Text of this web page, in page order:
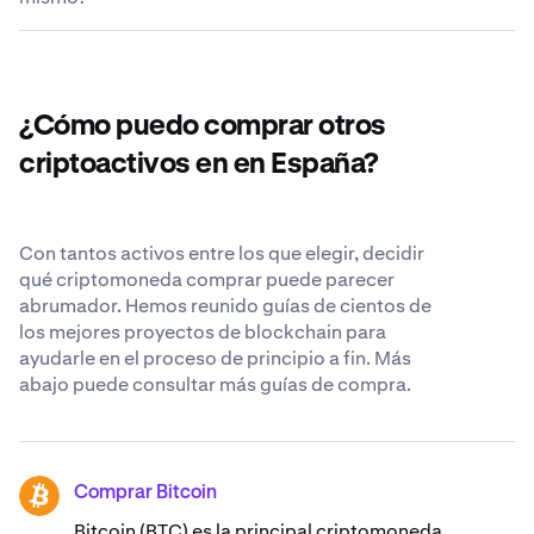
de Atención al cliente de Kraken.
criptomonedas es su propio monedero de
Bancor. Obtén más información sobre nuestros
estándares de seguridad reconocidos en todo el mundo
¿Cómo puedo comprar otros
criptoactivos en en España?
Con tantos activos entre los que elegir, decidir
qué criptomoneda comprar puede parecer
abrumador. Hemos reunido guías de cientos de
los mejores proyectos de blockchain para
ayudarle en el proceso de principio a fin. Más
abajo puede consultar más guías de compra.
BTC Comprar Bitcoin